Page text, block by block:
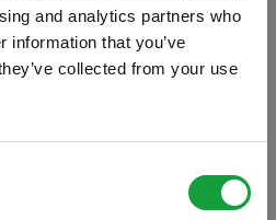
and analytics partners who
information that you’ve
collected from your use
NEWSLETTER
le ultime novita nel campo